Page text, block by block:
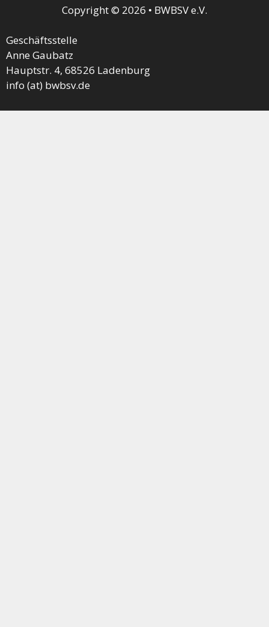
Copyright © 2026 • BWBSV e.V.
Geschäftsstelle
Anne Gaubatz
Hauptstr. 4, 68526 Ladenburg
info (at) bwbsv.de